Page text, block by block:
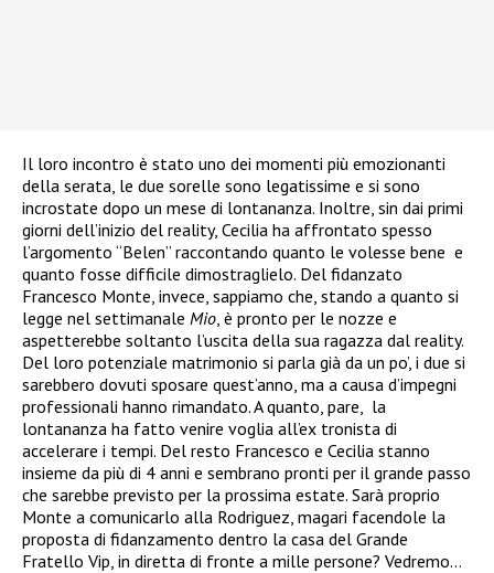
Il loro incontro è stato uno dei momenti più emozionanti
della serata, le due sorelle sono legatissime e si sono
incrostate dopo un mese di lontananza. Inoltre, sin dai primi
giorni dell’inizio del reality, Cecilia ha affrontato spesso
l’argomento “Belen” raccontando quanto le volesse bene e
quanto fosse difficile dimostraglielo. Del fidanzato
Francesco Monte, invece, sappiamo che, stando a quanto si
legge nel settimanale Mio , è pronto per le nozze e
aspetterebbe soltanto l’uscita della sua ragazza dal reality.
Del loro potenziale matrimonio si parla già da un po’, i due si
sarebbero dovuti sposare quest’anno, ma a causa d’impegni
professionali hanno rimandato. A quanto, pare, la
lontananza ha fatto venire voglia all’ex tronista di
accelerare i tempi. Del resto Francesco e Cecilia stanno
insieme da più di 4 anni e sembrano pronti per il grande passo
che sarebbe previsto per la prossima estate. Sarà proprio
Monte a comunicarlo alla Rodriguez, magari facendole la
proposta di fidanzamento dentro la casa del Grande
Fratello Vip, in diretta di fronte a mille persone? Vedremo…